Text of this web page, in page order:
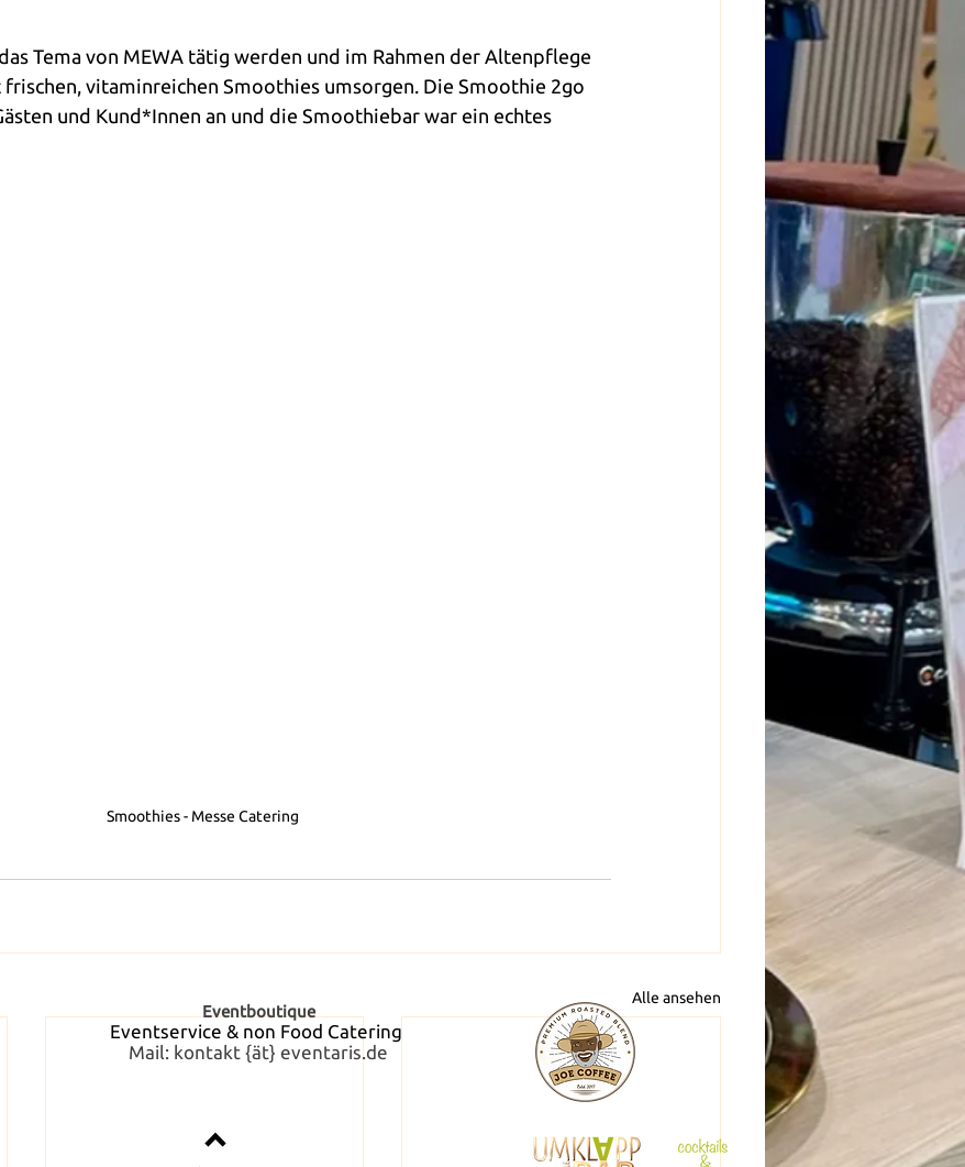
Tema von MEWA tätig werden und im Rahmen der Altenpflege
vitaminreichen Smoothies umsorgen. Die Smoothie 2go
und Kund*Innen an und die Smoothiebar war ein echtes
Smoothies - Messe Catering
Alle ansehen
Eventboutique
Eventservice & non Food Catering
Mail: kontakt {ät} eventaris.de